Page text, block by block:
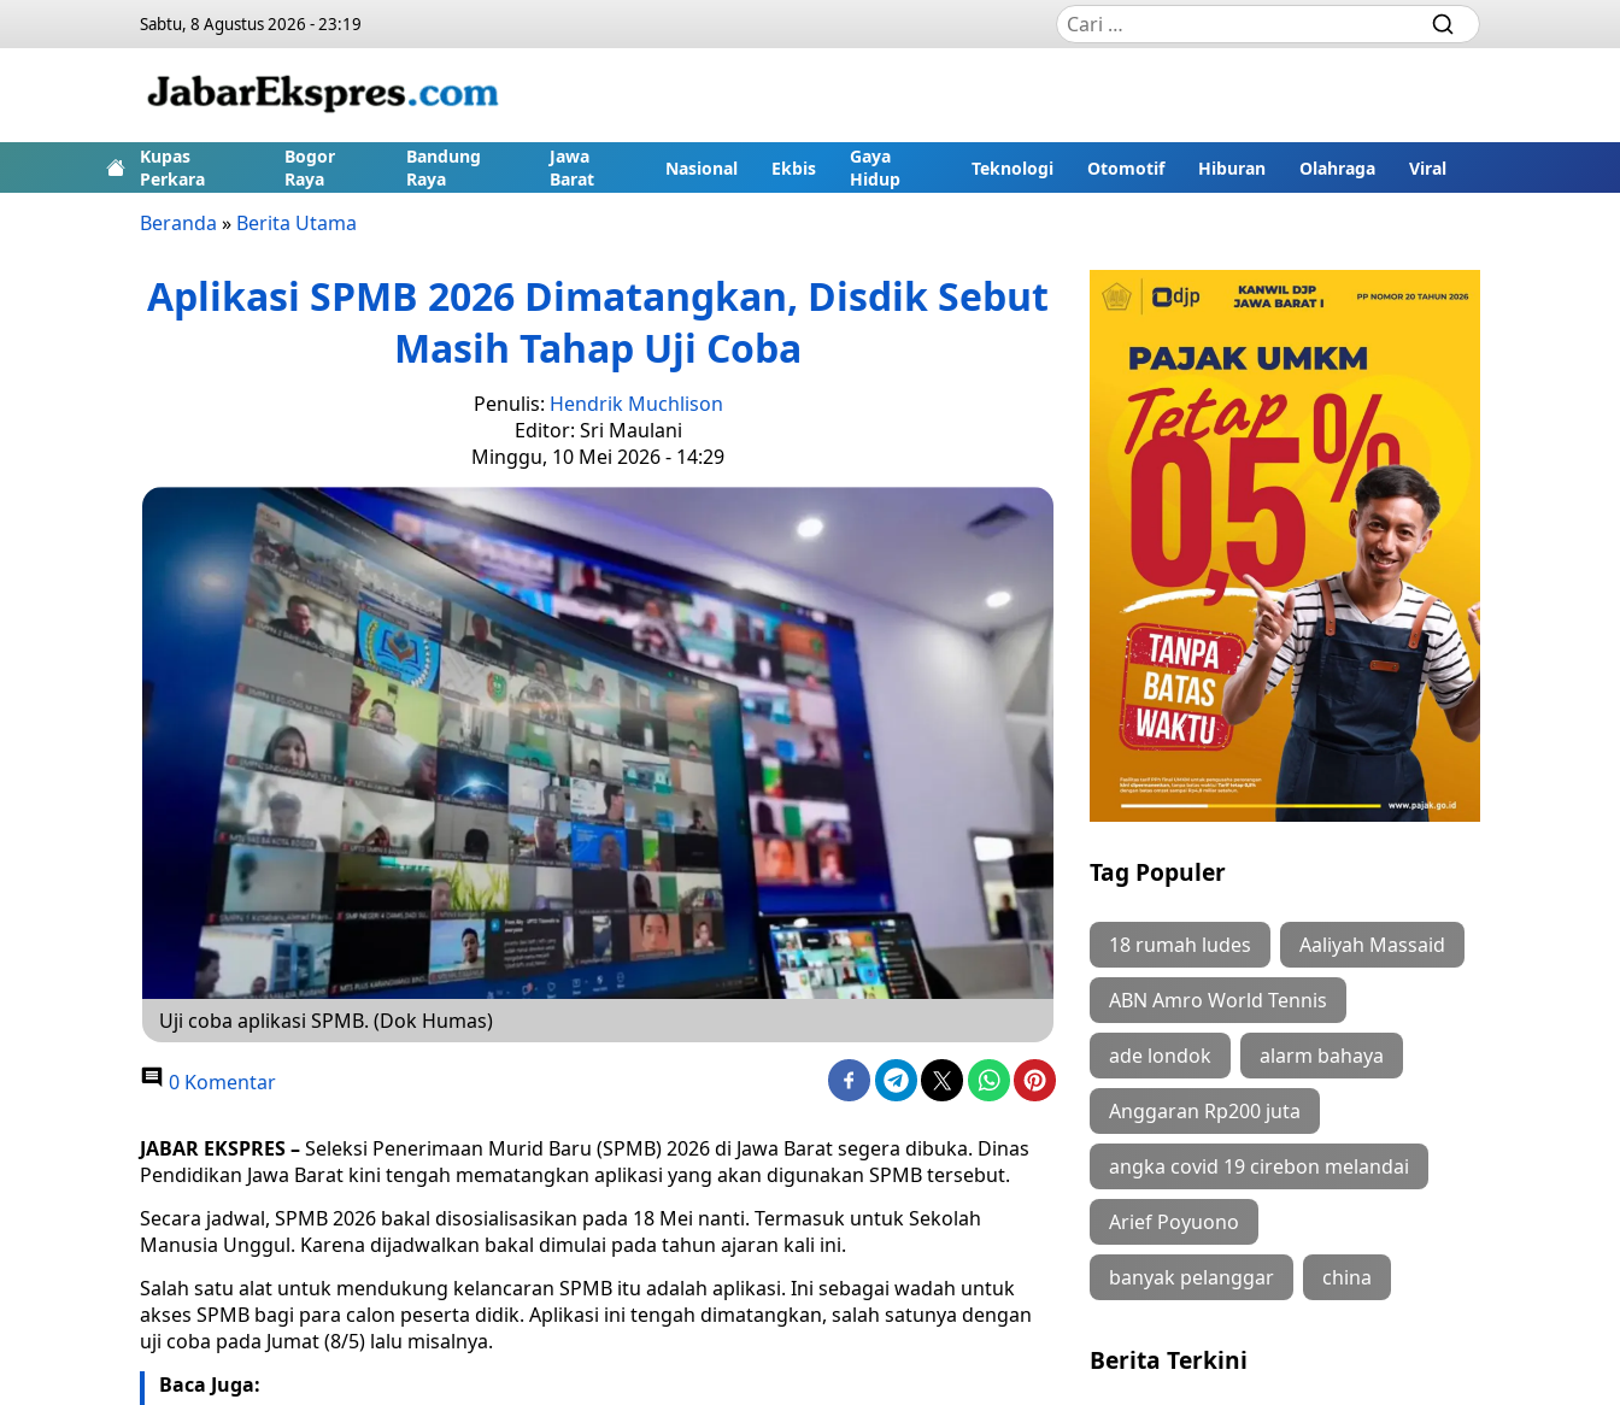
Sabtu, 8 Agustus 2026 - 23:19
Kupas
Perkara
Bogor
Raya
Bandung
Raya
Jawa
Barat
Nasional Ekbis
Gaya
Hidup
Teknologi Otomotif Hiburan Olahraga Viral
Beranda » Berita Utama
Aplikasi SPMB 2026 Dimatangkan, Disdik Sebut
Masih Tahap Uji Coba
Penulis: Hendrik Muchlison
Editor: Sri Maulani
Minggu, 10 Mei 2026 - 14:29
Uji coba aplikasi SPMB. (Dok Humas)
0 Komentar
JABAR EKSPRES –Seleksi Penerimaan Murid Baru (SPMB) 2026 di Jawa Barat segera dibuka. Dinas
Pendidikan Jawa Barat kini tengah mematangkan aplikasi yang akan digunakan SPMB tersebut.
Secara jadwal, SPMB 2026 bakal disosialisasikan pada 18 Mei nanti. Termasuk untuk Sekolah
Manusia Unggul. Karena dijadwalkan bakal dimulai pada tahun ajaran kali ini.
Salah satu alat untuk mendukung kelancaran SPMB itu adalah aplikasi. Ini sebagai wadah untuk
akses SPMB bagi para calon peserta didik. Aplikasi ini tengah dimatangkan, salah satunya dengan
uji coba pada Jumat (8/5) lalu misalnya.
Baca Juga:
Tag Populer
18 rumah ludes Aaliyah Massaid
ABN Amro World Tennis
ade londok alarm bahaya
Anggaran Rp200 juta
angka covid 19 cirebon melandai
Arief Poyuono
banyak pelanggar china
Berita Terkini